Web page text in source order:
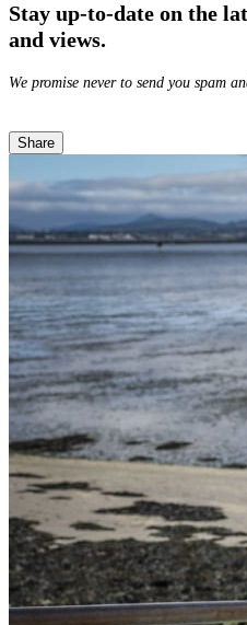
Stay up-to-date on the
and views.
We promise never to send you spam
Share